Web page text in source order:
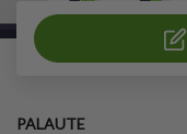
PALAUTE